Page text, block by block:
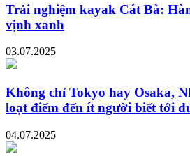
Trải nghiệm kayak Cát Bà:
vịnh xanh
03.07.2025
Không chỉ Tokyo hay Osaka,
loạt điểm đến ít người biết tới
04.07.2025